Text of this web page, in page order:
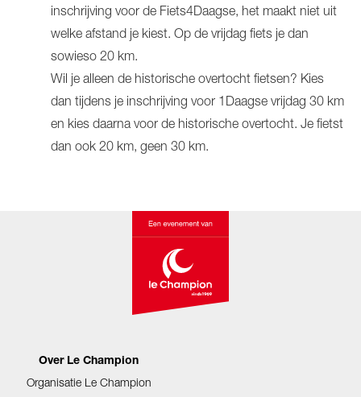
inschrijving voor de Fiets4Daagse, het maakt niet uit
welke afstand je kiest. Op de vrijdag fiets je dan
sowieso 20 km.
Wil je alleen de historische overtocht fietsen? Kies
dan tijdens je inschrijving voor 1Daagse vrijdag 30 km
en kies daarna voor de historische overtocht. Je fietst
dan ook 20 km, geen 30 km.
Over Le Champion
Organisatie Le Champion